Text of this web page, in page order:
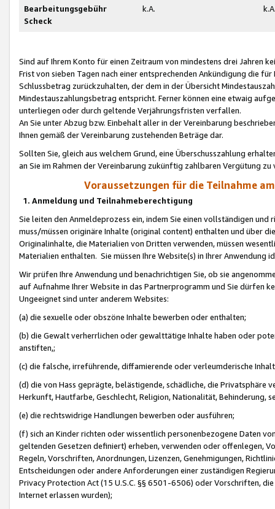
Bearbeitungsgebühr
Scheck
k.A.
Sind auf Ihrem Konto für einen Zeitraum von mindestens drei Jahren
Frist von sieben Tagen nach einer entsprechenden Ankündigung die
Schlussbetrag zurückzuhalten, der dem in der Übersicht
Mindestauszahlungsbetrag entspricht. Ferner können eine etwaig
unterliegen oder durch geltende Verjährungsfristen verfallen.
An Sie unter Abzug bzw. Einbehalt aller in der Vereinbarung
Ihnen gemäß der Vereinbarung zustehenden Beträge dar.
Sollten Sie, gleich aus welchem Grund, eine Überschusszahlung
an Sie im Rahmen der Vereinbarung zukünftig zahlbaren Vergütung zu
Voraussetzungen für die Teilnahme
1. Anmeldung und Teilnahmeberechtigung
Sie leiten den Anmeldeprozess ein, indem Sie einen vollständigen
muss/müssen originäre Inhalte (original content) enthalten und über
Originalinhalte, die Materialien von Dritten verwenden, müssen
Materialien enthalten. Sie müssen Ihre Website(s) in Ihrer Anwendung
Wir prüfen Ihre Anwendung und benachrichtigen Sie, ob sie
auf Aufnahme Ihrer Website in das Partnerprogramm und Sie dürfen
Ungeeignet sind unter anderem Websites:
(a) die sexuelle oder obszöne Inhalte bewerben oder enthalten;
(b) die Gewalt verherrlichen oder gewalttätige Inhalte haben oder
anstiften,;
(c) die falsche, irreführende, diffamierende oder verleumderische
(d) die von Hass geprägte, belästigende, schädliche, die Privatsphäre
Herkunft, Hautfarbe, Geschlecht, Religion, Nationalität, Behinderung,
(e) die rechtswidrige Handlungen bewerben oder ausführen;
(f) sich an Kinder richten oder wissentlich personenbezogene Daten
geltenden Gesetzen definiert) erheben, verwenden oder offenlegen,
Regeln, Vorschriften, Anordnungen, Lizenzen, Genehmigungen,
Entscheidungen oder andere Anforderungen einer zuständigen
Privacy Protection Act (15 U.S.C. §§ 6501-6506) oder Vorschriften,
Internet erlassen wurden);